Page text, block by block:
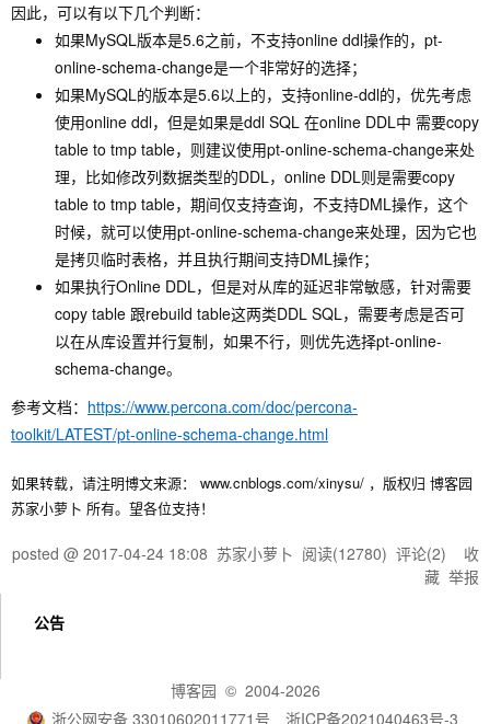
因此，可以有以下几个判断：
如果MySQL版本是5.6之前，不支持online ddl操作的，pt-
online-schema-change是一个非常好的选择；
如果MySQL的版本是5.6以上的，支持online-ddl的，优先考虑
使用online ddl，但是如果是ddl SQL 在online DDL中 需要copy
table to tmp table，则建议使用pt-online-schema-change来处
理，比如修改列数据类型的DDL，online DDL则是需要copy
table to tmp table，期间仅支持查询，不支持DML操作，这个
时候，就可以使用pt-online-schema-change来处理，因为它也
是拷贝临时表格，并且执行期间支持DML操作；
如果执行Online DDL，但是对从库的延迟非常敏感，针对需要
copy table 跟rebuild table这两类DDL SQL，需要考虑是否可
以在从库设置并行复制，如果不行，则优先选择pt-online-
schema-change。
参考文档： https://www.percona.com/doc/percona-
toolkit/LATEST/pt-online-schema-change.html
如果转载，请注明博文来源： www.cnblogs.com/xinysu/ ，版权归 博客园
苏家小萝卜 所有。望各位支持！
posted @ 2017-04-24 18:08 苏家小萝卜 阅读(12780) 评论(2) 收
藏 举报
公告
博客园 © 2004-2026
浙公网安备 33010602011771号
浙ICP备2021040463号-3